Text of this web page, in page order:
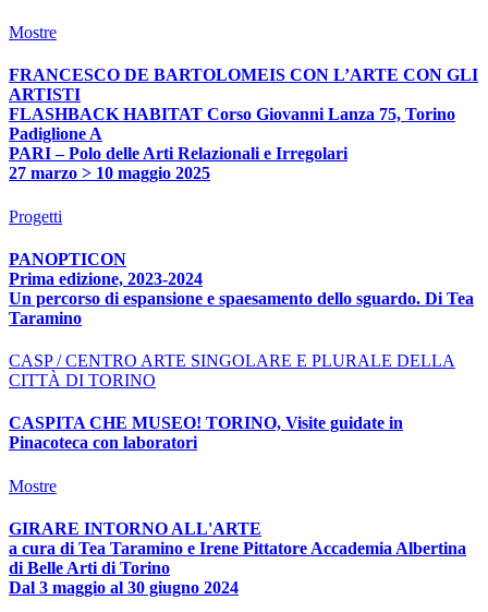
Mostre
FRANCESCO DE BARTOLOMEIS CON L’ARTE CON GLI
ARTISTI
FLASHBACK HABITAT Corso Giovanni Lanza 75, Torino
Padiglione A
PARI – Polo delle Arti Relazionali e Irregolari
27 marzo > 10 maggio 2025
Progetti
PANOPTICON
Prima edizione, 2023-2024
Un percorso di espansione e spaesamento dello sguardo. Di Tea
Taramino
CASP / CENTRO ARTE SINGOLARE E PLURALE DELLA
CITTÀ DI TORINO
CASPITA CHE MUSEO! TORINO, Visite guidate in
Pinacoteca con laboratori
Mostre
GIRARE INTORNO ALL'ARTE
a cura di Tea Taramino e Irene Pittatore Accademia Albertina
di Belle Arti di Torino
Dal 3 maggio al 30 giugno 2024